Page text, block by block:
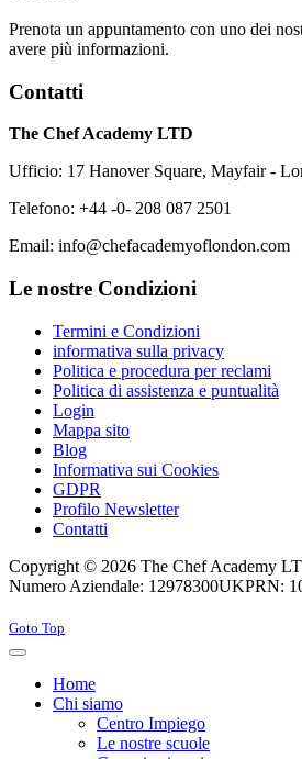
Prenota un appuntamento con uno dei
avere più informazioni.
Contatti
The Chef Academy LTD
Ufficio: 17 Hanover Square, Mayfair -
Telefono: +44 -0- 208 087 2501
Email: info@chefacademyoflondon.com
Le nostre Condizioni
Termini e Condizioni
informativa sulla privacy
Politica e procedura per reclami
Politica di assistenza e puntualità
Login
Mappa sito
Blog
Informativa sui Cookies
GDPR
Profilo Newsletter
Contatti
Copyright © 2026 The Chef Academy
Numero Aziendale: 12978300UKPRN:
Joomla! 3 Templates
Goto Top
Home
Chi siamo
Centro Impiego
Le nostre scuole